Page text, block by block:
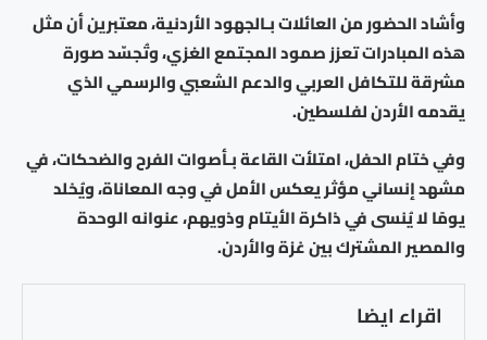
وأشاد الحضور من العائلات بـالجهود الأردنية، معتبرين أن مثل
هذه المبادرات تعزز صمود المجتمع الغزي، وتُجسّد صورة
مشرقة للتكافل العربي والدعم الشعبي والرسمي الذي
يقدمه الأردن لفلسطين.
وفي ختام الحفل، امتلأت القاعة بـأصوات الفرح والضحكات، في
مشهد إنساني مؤثر يعكس الأمل في وجه المعاناة، ويُخلد
يومًا لا يُنسى في ذاكرة الأيتام وذويهم، عنوانه الوحدة
والمصير المشترك بين غزة والأردن.
اقراء ايضا